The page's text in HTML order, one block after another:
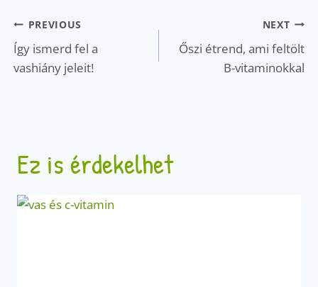
Bejegyzés
navigáció
PREVIOUS
Így ismerd fel a
vashiány jeleit!
NEXT
Őszi étrend, ami feltölt
B-vitaminokkal
Ez is érdekelhet